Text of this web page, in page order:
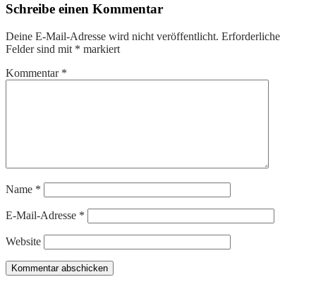
Schreibe einen Kommentar
Deine E-Mail-Adresse wird nicht veröffentlicht. Erforderliche
Felder sind mit * markiert
Kommentar *
Name *
E-Mail-Adresse *
Website